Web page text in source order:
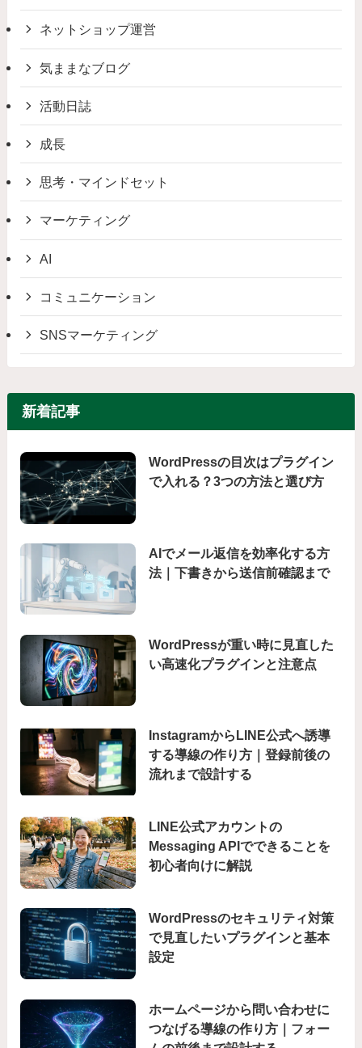
ネットショップ運営
気ままなブログ
活動日誌
成長
思考・マインドセット
マーケティング
AI
コミュニケーション
SNSマーケティング
新着記事
WordPressの目次はプラグイン
で入れる？3つの方法と選び方
AIでメール返信を効率化する方
法｜下書きから送信前確認まで
WordPressが重い時に見直した
い高速化プラグインと注意点
InstagramからLINE公式へ誘導
する導線の作り方｜登録前後の
流れまで設計する
LINE公式アカウントの
Messaging APIでできることを
初心者向けに解説
WordPressのセキュリティ対策
で見直したいプラグインと基本
設定
ホームページから問い合わせに
つなげる導線の作り方｜フォー